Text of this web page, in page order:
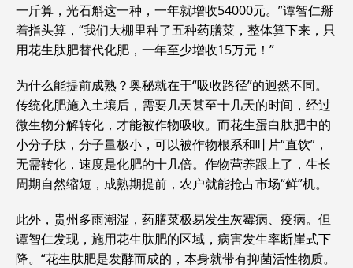
一斤算，光石斛这一种，一年就增收54000元。”谭智仁掰
着指头算，“我们大棚里种了五种药膳菜，整体算下来，只
用花生肽肥替代化肥，一年至少增收15万元！”
为什么能提前成熟？奥秘就在于“吸收路径”的迥然不同。
传统化肥施入土壤后，需要几天甚至十几天的时间，经过
微生物分解转化，才能被作物吸收。而花生蛋白肽肥中的
小分子肽，分子量极小，可以被作物根系和叶片“直饮”，
无需转化，速度是化肥的十几倍。作物营养跟上了，生长
周期自然缩短，成熟期提前，农户就能抢占市场“鲜”机。
此外，贵州多雨潮湿，药膳菜极易发生灰霉病、疫病。但
谭智仁发现，施用花生肽肥的区域，病害发生率断崖式下
降。“花生肽肥是发酵而成的，本身就带有抑菌活性物质。